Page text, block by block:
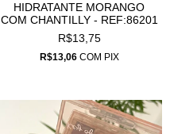
HIDRATANTE MORANGO
COM CHANTILLY - REF:86201
R$13,75
R$13,06 COM PIX